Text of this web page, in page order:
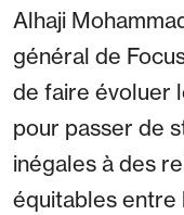
Alhaji
général de
de faire évoluer
pour passer de
inégales à des
équitables entre